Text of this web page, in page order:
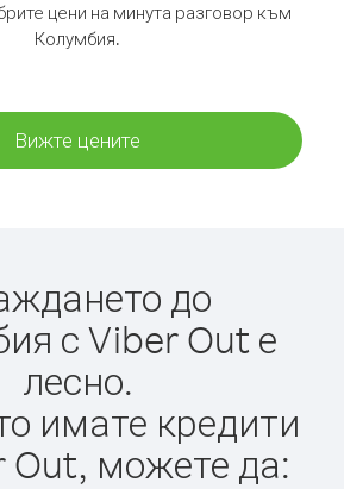
цени на минута разговор към
Колумбия.
Вижте цените
до
с Viber Out е
лесно.
имате кредити
Out, можете да: